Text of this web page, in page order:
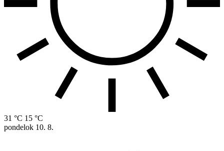
31 °C 15 °C
pondelok 10. 8.